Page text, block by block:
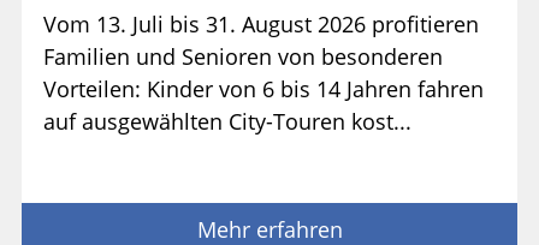
Vom 13. Juli bis 31. August 2026 profitieren
Familien und Senioren von besonderen
Vorteilen: Kinder von 6 bis 14 Jahren fahren
auf ausgewählten City-Touren kost...
Mehr erfahren